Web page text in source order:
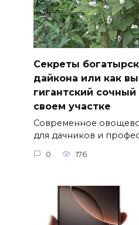
Секреты
дайкона или как
гигантский
своем участке
Современное
для дачников и
0 176